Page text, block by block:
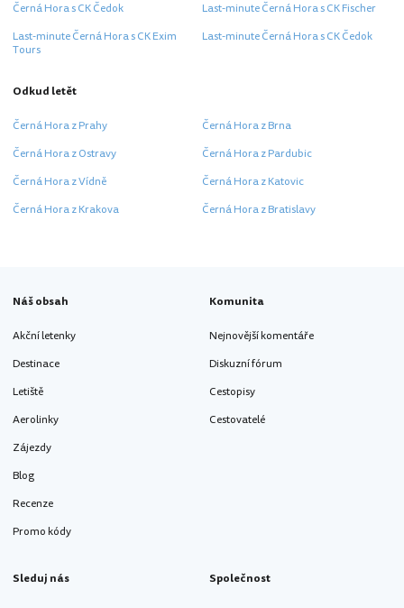
Černá Hora s CK Čedok
Last-minute Černá Hora s CK Fischer
Last-minute Černá Hora s CK Exim
Tours
Last-minute Černá Hora s CK Čedok
Odkud letět
Černá Hora z Prahy
Černá Hora z Brna
Černá Hora z Ostravy
Černá Hora z Pardubic
Černá Hora z Vídně
Černá Hora z Katovic
Černá Hora z Krakova
Černá Hora z Bratislavy
Náš obsah
Akční letenky
Destinace
Letiště
Aerolinky
Zájezdy
Blog
Recenze
Promo kódy
Komunita
Nejnovější komentáře
Diskuzní fórum
Cestopisy
Cestovatelé
Sleduj nás Společnost